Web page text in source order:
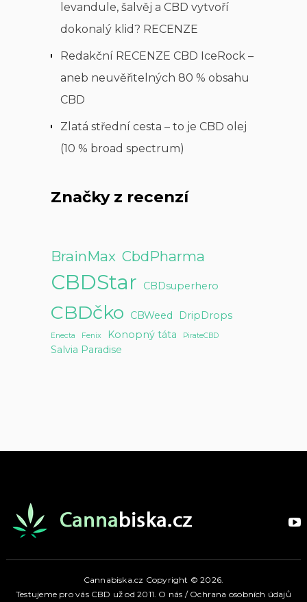
levandule, šalvěj a CBD vytvoří
dokonalý klid? RECENZE
Redakční RECENZE CBD IceRock –
aneb neuvěřitelných 80 % obsahu
CBD
Zlatá střední cesta – to je CBD olej
(10 % broad spectrum)
Značky z recenzí
BrainMax CbdPharma
CBDStar CBDsuperhero
CBDčko CBWeed DripDrops
Enecta Fenix Konopný táta PirateCBD
Salvia Paradise
Cannabiska.cz Copyright © 2026.
Testujeme pro vás CBD už od 2011. O nás / Ochrana osobních údajů